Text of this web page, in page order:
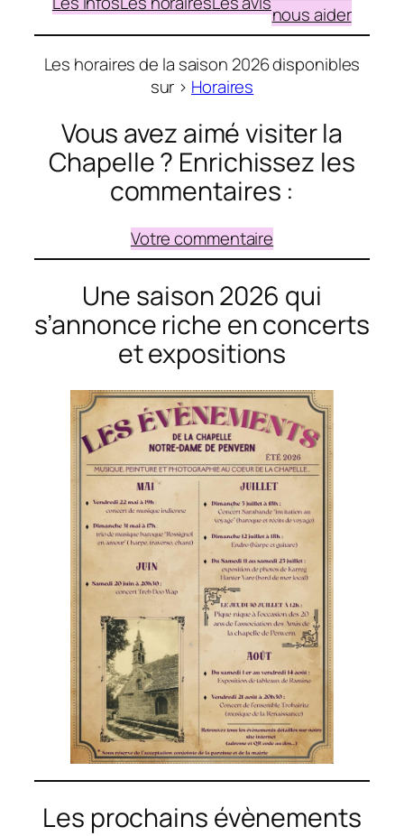
nous aider
Les horaires de la saison 2026 disponibles
sur > Horaires
Vous avez aimé visiter la
Chapelle ? Enrichissez les
commentaires :
Votre commentaire
Une saison 2026 qui
s’annonce riche en concerts
et expositions
Les prochains évènements